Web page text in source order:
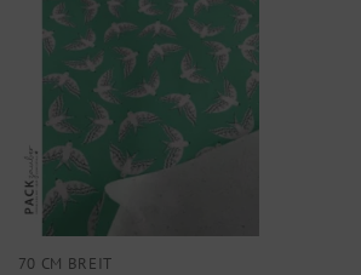
70 CM BREIT